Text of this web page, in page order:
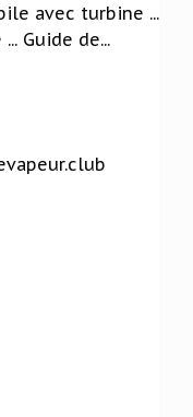
avec turbine ...
Guide de...